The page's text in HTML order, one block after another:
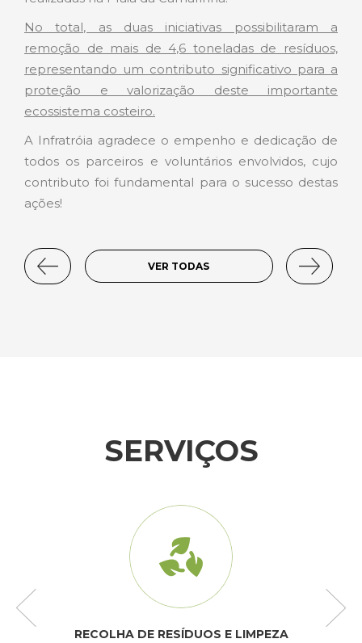
No total, as duas iniciativas possibilitaram a
remoção de mais de 4,6 toneladas de resíduos,
representando um contributo significativo para a
proteção e valorização deste importante
ecossistema costeiro.
A Infratróia agradece o empenho e dedicação de
todos os parceiros e voluntários envolvidos, cujo
contributo foi fundamental para o sucesso destas
ações!
VER TODAS
SERVIÇOS
RECOLHA DE RESÍDUOS E LIMPEZA